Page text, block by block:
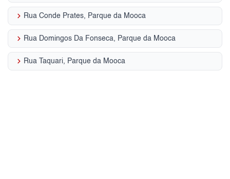
keyboard_arrow_right Rua Conde Prates, Parque da Mooca
keyboard_arrow_right Rua Domingos Da Fonseca, Parque da Mooca
keyboard_arrow_right Rua Taquari, Parque da Mooca